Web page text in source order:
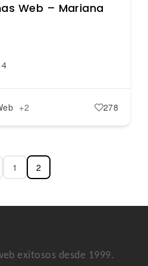
Web – Mariana
+2 278
1 2
exitosos desde 1999.